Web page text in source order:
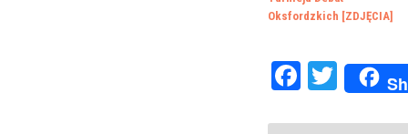
Oksfordzkich [ZDJĘCIA]